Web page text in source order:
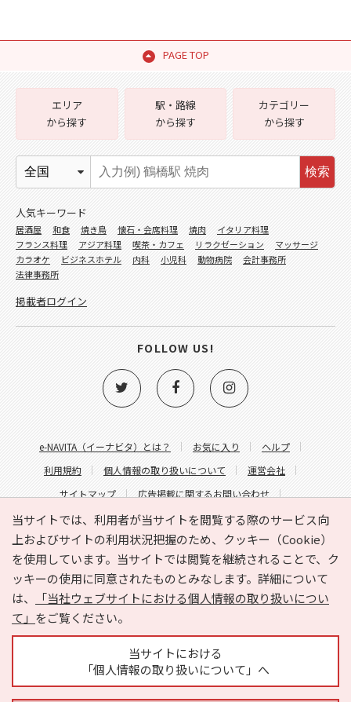
PAGE TOP
当サイトでは、利用者が当サイトを閲覧する際のサービス向
上およびサイトの利用状況把握のため、クッキー（Cookie）
を使用しています。当サイトでは閲覧を継続されることで、ク
ッキーの使用に同意されたものとみなします。詳細について
は、
「当社ウェブサイトにおける個人情報の取り扱いについ
て」 をご覧ください。
当サイトにおける
「個人情報の取り扱いについて」へ
e-NAVITA（イーナビタ）とは？ お気に入り
ヘルプ
利用規約
個人情報の取り扱いについて
運営会社
サイトマップ
広告掲載に関するお問い合わせ
サイトの内容に関するお問い合わせ
エリア
から探す
駅・路線
から探す
カテゴリー
から探す
検索
人気キーワード
居酒屋 和食 焼き鳥 懐石・会席料理 焼肉
イタリア料理
フランス料理
アジア料理 喫茶・カフェ リラクゼーション
マッサージ
カラオケ
ビジネスホテル 内科 小児科 動物病院
会計事務所
法律事務所
掲載者ログイン
FOLLOW US!
Copyright © HYOJITO.Co.,Ltd. All Rights Reserved.